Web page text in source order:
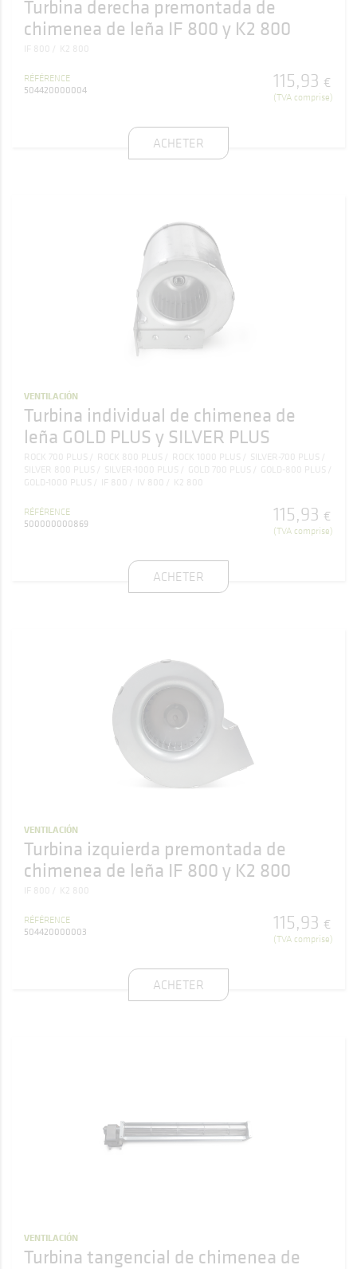
Turbina derecha premontada de
chimenea de leña IF 800 y K2 800
IF 800 K2 800
RÉFÉRENCE
504420000004
115,93 €
(TVA comprise)
ACHETER
VENTILACIÓN
Turbina individual de chimenea de
leña GOLD PLUS y SILVER PLUS
ROCK 700 PLUS ROCK 800 PLUS ROCK 1000 PLUS
SILVER-700 PLUS
SILVER 800 PLUS
SILVER-1000 PLUS GOLD 700 PLUS
GOLD-800 PLUS
GOLD-1000 PLUS
IF 800 IV 800 K2 800
RÉFÉRENCE
500000000869
115,93 €
(TVA comprise)
ACHETER
VENTILACIÓN
Turbina izquierda premontada de
chimenea de leña IF 800 y K2 800
IF 800 K2 800
RÉFÉRENCE
504420000003
115,93 €
(TVA comprise)
ACHETER
VENTILACIÓN
Turbina tangencial de chimenea de